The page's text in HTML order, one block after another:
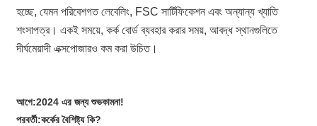
হচ্ছে, যেমন পরিবেশগত লেবেলিং, FSC সার্টিফিকেশন এবং অন্যান্য খ্যাতি
শংসাপত্র। একই সময়ে, কর্ক বোর্ড ব্যবহার করার সময়, আবদ্ধ স্থানগুলিতে
দীর্ঘমেয়াদী এক্সপোজারও কম করা উচিত।
আগে:2024 এর জন্য শুভকামনা!
পরবর্তী:কর্কের বৈশিষ্ট্য কি?